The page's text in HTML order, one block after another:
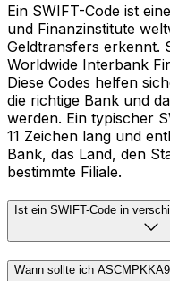
Ein SWIFT-Code ist
und Finanzinstitute
Geldtransfers erkennt.
Worldwide Interbank
Diese Codes helfen
die richtige Bank und
werden. Ein typischer
11 Zeichen lang und
Bank, das Land, den
bestimmte Filiale.
Ist ein SWIFT-Code in
Wann sollte ich